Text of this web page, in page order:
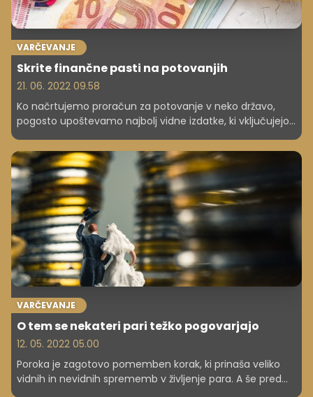
VARČEVANJE
Skrite finančne pasti na potovanjih
21. 06. 2022 09.58
Ko načrtujemo proračun za potovanje v neko državo,
pogosto upoštevamo najbolj vidne izdatke, ki vključujejo
vstopnice za znamenitosti. Ko jih seštejemo, dobimo
končno oceno stroškov – tako vsaj mislimo. A dodatni
stroški, ki jih pri tem ne upoštevamo, se začnejo, še
preden sploh odidemo od doma ...
VARČEVANJE
O tem se nekateri pari težko pogovarjajo
12. 05. 2022 05.00
Poroka je zagotovo pomemben korak, ki prinaša veliko
vidnih in nevidnih sprememb v življenje para. A še pred